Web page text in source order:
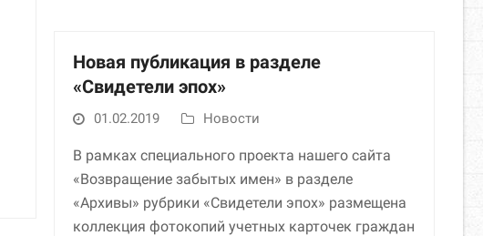
Новая публикация в разделе
«Свидетели эпох»
01.02.2019 Новости
В рамках специального проекта нашего сайта
«Возвращение забытых имен» в разделе
«Архивы» рубрики «Свидетели эпох» размещена
коллекция фотокопий учетных карточек граждан